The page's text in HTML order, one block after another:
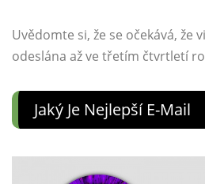
Uvědomte si, že se očekává, že
odeslána až ve třetím čtvrtletí
Jaký Je Nejlepší E-Mail